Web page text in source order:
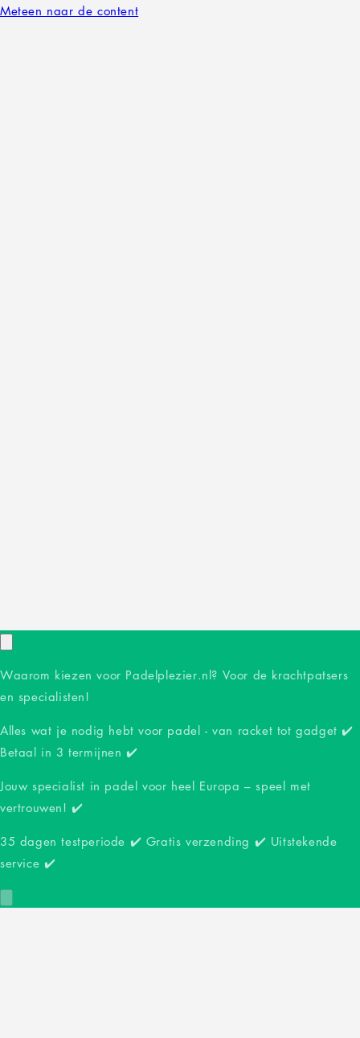
Meteen naar de content
Waarom kiezen voor Padelplezier.nl? Voor de krachtpatsers
en specialisten!
Alles wat je nodig hebt voor padel - van racket tot gadget ✔️
Betaal in 3 termijnen ✔️
Jouw specialist in padel voor heel Europa – speel met
vertrouwen! ✔️
35 dagen testperiode ✔️ Gratis verzending ✔️ Uitstekende
service ✔️